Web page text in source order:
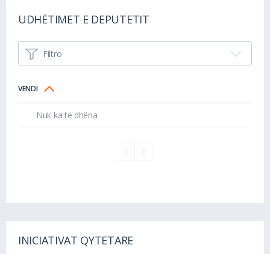
UDHËTIMET E DEPUTETIT
Filtro
VENDI
Nuk ka të dhëna
INICIATIVAT QYTETARE